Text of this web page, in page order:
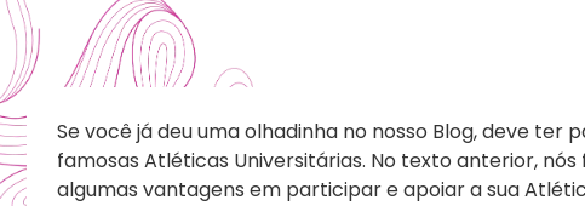
Se você já deu uma olhadinha no nosso Blog, deve
famosas Atléticas Universitárias. No texto anterior,
algumas vantagens em participar e apoiar a sua